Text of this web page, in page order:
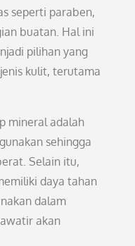
seperti paraben,
buatan. Hal ini
pilihan yang
kulit, terutama
mineral adalah
sehingga
Selain itu,
daya tahan
dalam
akan